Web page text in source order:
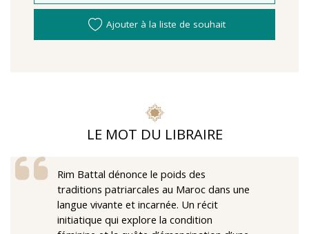
Ajouter à la liste de souhait
LE MOT DU LIBRAIRE
Rim Battal dénonce le poids des
traditions patriarcales au Maroc dans une
langue vivante et incarnée. Un récit
initiatique qui explore la condition